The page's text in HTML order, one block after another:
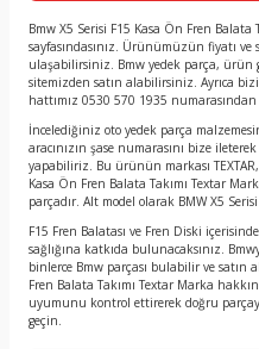
Bmw X5 Serisi F15 Kasa Ön Fren
sayfasındasınız. Ürünümüzün fiyatı
ulaşabilirsiniz. Bmw yedek parça, ürün
sitemizden satın alabilirsiniz. Ayrıca
hattımız 0530 570 1935
İncelediğiniz oto yedek parça
aracınızın şase numarasını bize
yapabiliriz. Bu ürünün markası
Kasa Ön Fren Balata Takımı Textar
parçadır. Alt model olarak BMW X5
F15 Fren Balatası ve Fren Diski
sağlığına katkıda bulunacaksınız.
binlerce Bmw parçası bulabilir ve satın
Fren Balata Takımı Textar Marka
uyumunu kontrol ettirerek doğru
geçin.